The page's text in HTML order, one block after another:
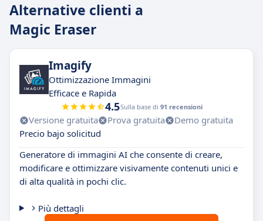
Alternative clienti a
Magic Eraser
Imagify
Ottimizzazione Immagini
Efficace e Rapida
4.5Sulla base di 91 recensioni
Versione gratuita Prova gratuita
Demo gratuita
Precio bajo solicitud
Generatore di immagini AI che consente di creare,
modificare e ottimizzare visivamente contenuti unici e
di alta qualità in pochi clic.
Più dettagli